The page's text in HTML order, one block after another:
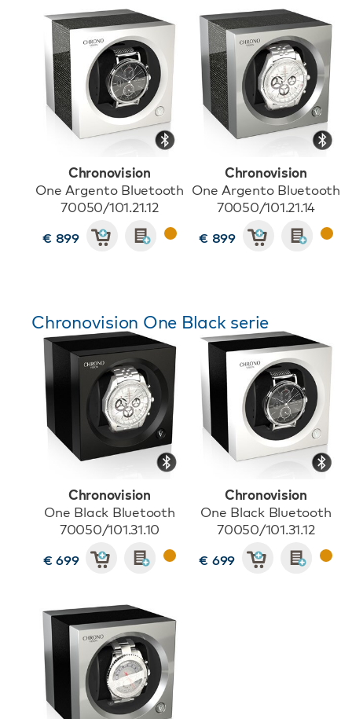
Chronovision
One Argento Bluetooth
70050/101.21.12
€ 899
Chronovision
One Argento Bluetooth
70050/101.21.14
€ 899
Chronovision One Black serie
Chronovision
One Black Bluetooth
70050/101.31.10
€ 699
Chronovision
One Black Bluetooth
70050/101.31.12
€ 699